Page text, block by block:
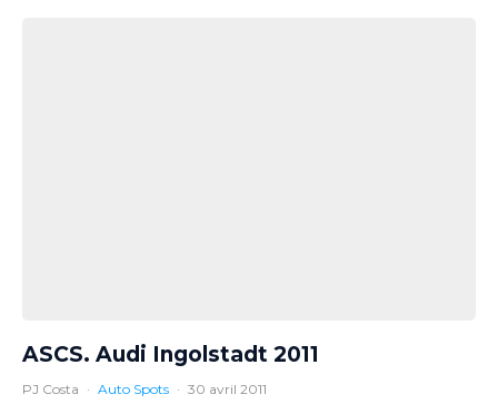
ASCS. Audi Ingolstadt 2011
PJ Costa · Auto Spots · 30 avril 2011